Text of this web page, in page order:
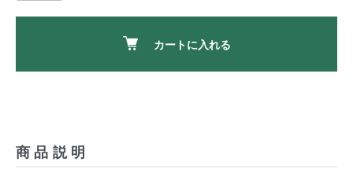
カートに入れる
商品説明